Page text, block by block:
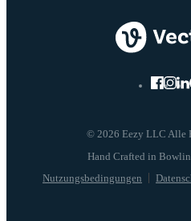
© 2026 Eezy LLC Alle
Nutzungsbedingungen